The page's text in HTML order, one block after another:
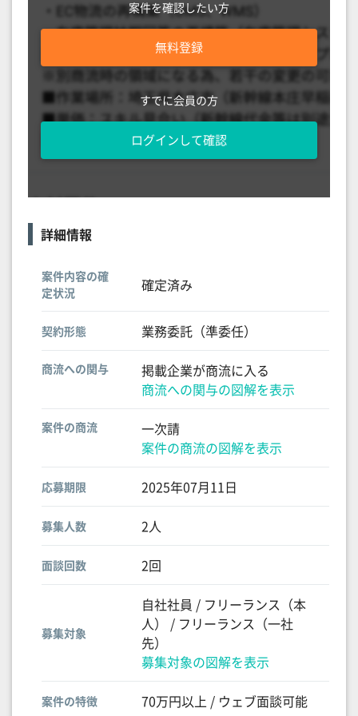
案件を確認したい方
無料登録
すでに会員の方
ログインして確認
詳細情報
案件内容の確
定状況
確定済み
契約形態 業務委託（準委任）
商流への関与
掲載企業が商流に入る
商流への関与の図解を表示
案件の商流
一次請
案件の商流の図解を表示
応募期限 2025年07月11日
募集人数 2人
面談回数 2回
募集対象
自社社員 / フリーランス（本
人） / フリーランス（一社
先）
募集対象の図解を表示
案件の特徴 70万円以上 / ウェブ面談可能